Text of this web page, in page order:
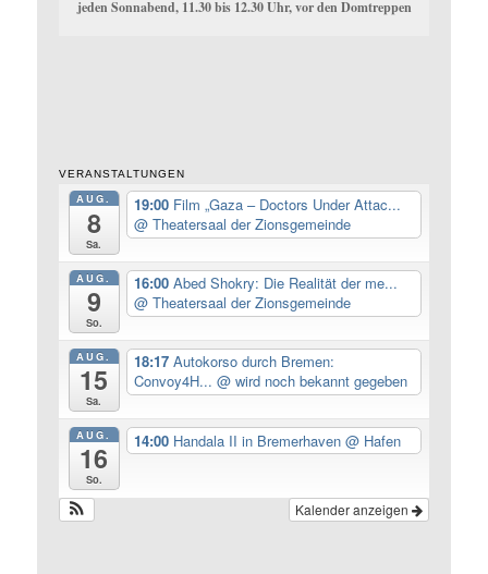
jeden Sonnabend, 11.30 bis 12.30 Uhr, vor den Domtreppen
VERANSTALTUNGEN
AUG.
8
Sa.
19:00 Film „Gaza – Doctors Under Attac...
@ Theatersaal der Zionsgemeinde
AUG.
9
So.
16:00 Abed Shokry: Die Realität der me...
@ Theatersaal der Zionsgemeinde
AUG.
15
Sa.
18:17 Autokorso durch Bremen:
Convoy4H... @ wird noch bekannt gegeben
AUG.
16
So.
14:00 Handala II in Bremerhaven @ Hafen
Kalender anzeigen